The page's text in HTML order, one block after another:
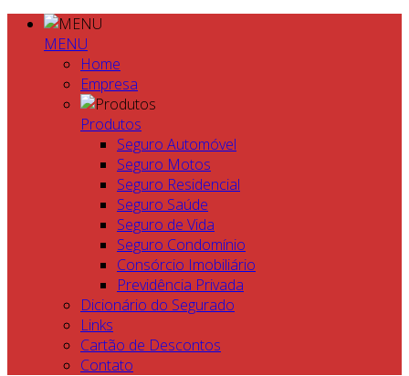
MENU
Home
Empresa
Produtos
Seguro Automóvel
Seguro Motos
Seguro Residencial
Seguro Saúde
Seguro de Vida
Seguro Condomínio
Consórcio Imobiliário
Previdência Privada
Dicionário do Segurado
Links
Cartão de Descontos
Contato